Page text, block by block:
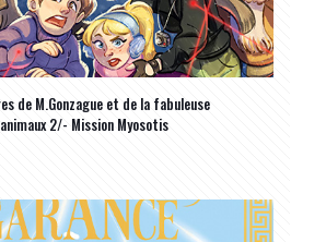
de M.Gonzague et de la fabuleuse
2/- Mission Myosotis